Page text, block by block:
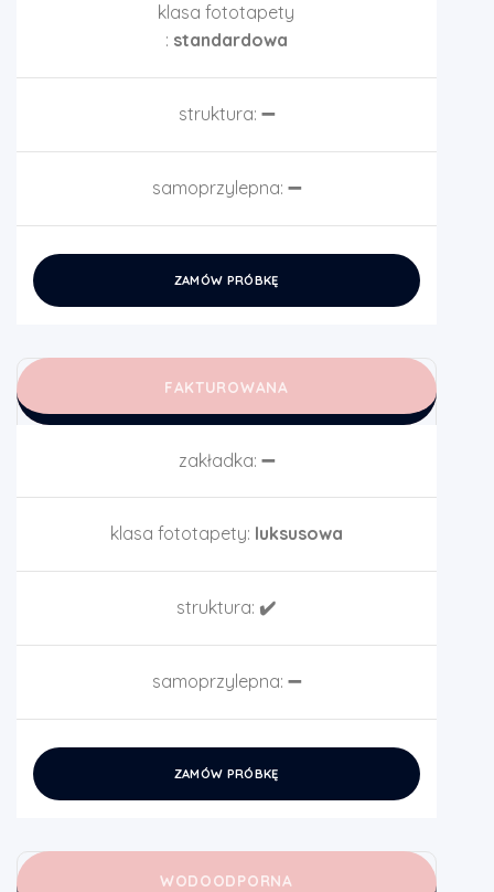
klasa fototapety
: standardowa
struktura: ➖
samoprzylepna: ➖
ZAMÓW PRÓBKĘ
FAKTUROWANA
zakładka: ➖
klasa fototapety: luksusowa
struktura: ✔️
samoprzylepna: ➖
ZAMÓW PRÓBKĘ
WODOODPORNA